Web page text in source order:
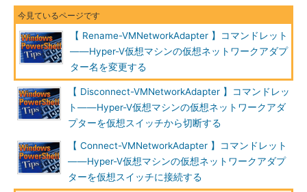
【 Rename-VMNetworkAdapter 】コマンドレット
――Hyper-V仮想マシンの仮想ネットワークアダプ
ター名を変更する
【 Disconnect-VMNetworkAdapter 】コマンドレッ
ト――Hyper-V仮想マシンの仮想ネットワークアダ
プターを仮想スイッチから切断する
【 Connect-VMNetworkAdapter 】コマンドレット
――Hyper-V仮想マシンの仮想ネットワークアダプ
ターを仮想スイッチに接続する